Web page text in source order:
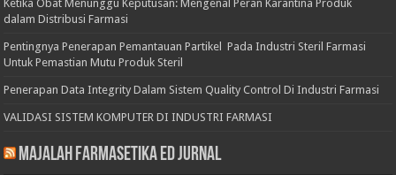
Ketika Obat Menunggu Keputusan: Mengenal Peran Karantina Produk
dalam Distribusi Farmasi
Pentingnya Penerapan Pemantauan Partikel Pada Industri Steril Farmasi
Untuk Pemastian Mutu Produk Steril
Penerapan Data Integrity Dalam Sistem Quality Control Di Industri Farmasi
VALIDASI SISTEM KOMPUTER DI INDUSTRI FARMASI
Majalah Farmasetika Ed Jurnal